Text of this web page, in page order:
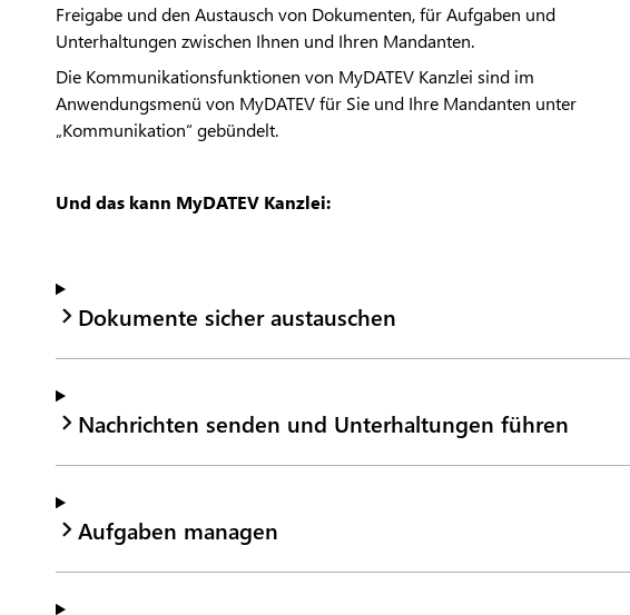
Freigabe und den Austausch von Dokumenten, für Aufgaben und
Unterhaltungen zwischen Ihnen und Ihren Mandanten.
Die Kommunikationsfunktionen von MyDATEV Kanzlei sind im
Anwendungsmenü von MyDATEV für Sie und Ihre Mandanten unter
„Kommunikation“ gebündelt.
Und das kann MyDATEV Kanzlei:
Dokumente sicher austauschen
Nachrichten senden und Unterhaltungen führen
Aufgaben managen